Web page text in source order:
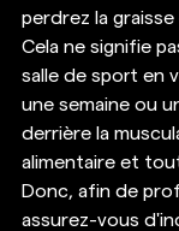
perdrez la
Cela ne signifie
salle de sport en
une semaine ou
derrière la
alimentaire et
Donc, afin de
assurez-vous